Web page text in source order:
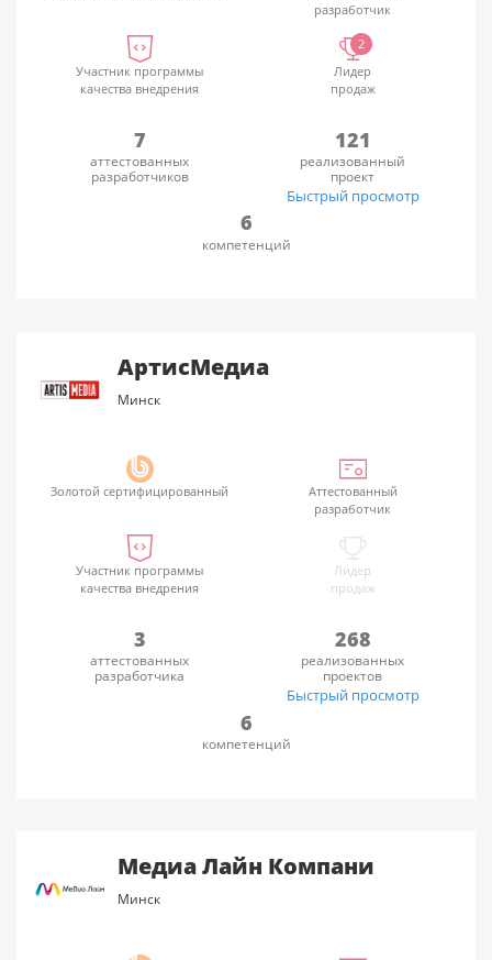
разработчик
Участник программы
качества внедрения
2
Лидер
продаж
7
аттестованных
разработчиков
121
реализованный
проект
Быстрый просмотр
6
компетенций
АртисМедиа
Минск
Золотой сертифицированный
Аттестованный
разработчик
Участник программы
качества внедрения
Лидер
продаж
3
аттестованных
разработчика
268
реализованных
проектов
Быстрый просмотр
6
компетенций
Медиа Лайн Компани
Минск